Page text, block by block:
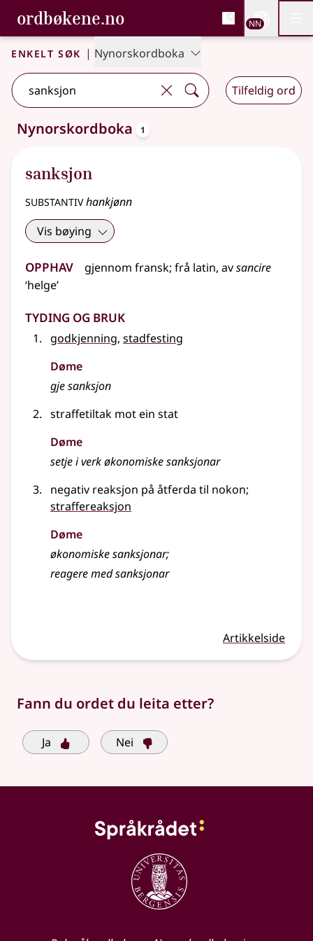
Gå til hovudinnhald
Tilgjenge
ordbøkene.no, Bokmålsordboka og
Bokmålsordboka og Nynorskordboka
NN
Enkelt søk | Nynorskordboka
Tilfeldig ord
Eitt treff.Ytterlegare søkjeforslag tilgjengelege
Nynorskordboka 1
sanksjon
substantivhankjønn
Vis bøying
Opphav gjennom fransk; frå latin, avsancire
‘helge’
Tyding og bruk
godkjenning, stadfesting
Døme
gje sanksjon
straffetiltak mot ein stat
Døme
setje i verk økonomiske sanksjonar
negativ reaksjon på åtferda til nokon;
straffereaksjon
Døme
økonomiske sanksjonar;
reagere med sanksjonar
Artikkelside
Fann du ordet du leita etter?
Ja Nei